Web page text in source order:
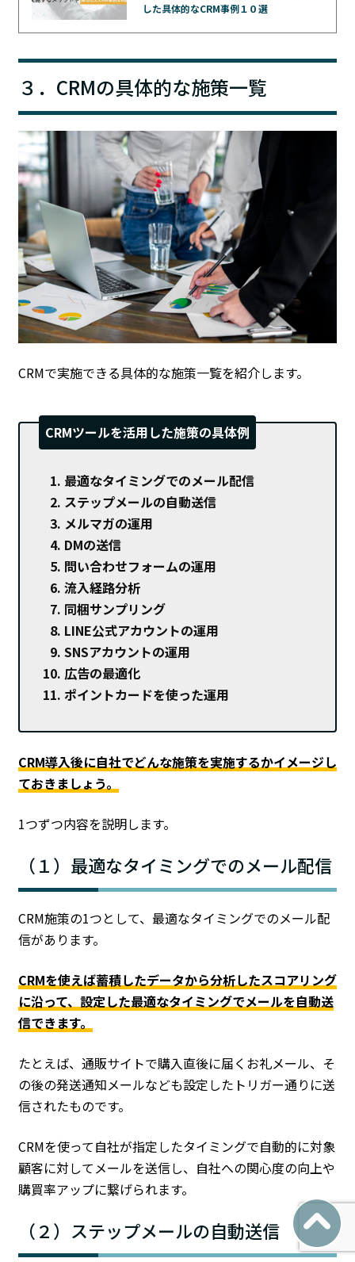
した具体的なCRM事例１０選
３．CRMの具体的な施策一覧
CRMで実施できる具体的な施策一覧を紹介します。
CRMツールを活用した施策の具体例
最適なタイミングでのメール配信
ステップメールの自動送信
メルマガの運用
DMの送信
問い合わせフォームの運用
流入経路分析
同梱サンプリング
LINE公式アカウントの運用
SNSアカウントの運用
広告の最適化
ポイントカードを使った運用
CRM導入後に自社でどんな施策を実施するかイメージし
ておきましょう。
1つずつ内容を説明します。
（１）最適なタイミングでのメール配信
CRM施策の1つとして、最適なタイミングでのメール配
信があります。
CRMを使えば蓄積したデータから分析したスコアリング
に沿って、設定した最適なタイミングでメールを自動送
信できます。
たとえば、通販サイトで購入直後に届くお礼メール、そ
の後の発送通知メールなども設定したトリガー通りに送
信されたものです。
CRMを使って自社が指定したタイミングで自動的に対象
顧客に対してメールを送信し、自社への関心度の向上や
購買率アップに繋げられます。
（２）ステップメールの自動送信